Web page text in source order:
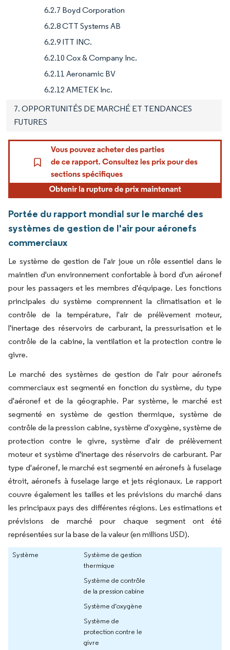
6.2.7 Boyd Corporation
6.2.8 CTT Systems AB
6.2.9 ITT INC.
6.2.10 Cox & Company Inc.
6.2.11 Aeronamic BV
6.2.12 AMETEK Inc.
7. OPPORTUNITÉS DE MARCHÉ ET TENDANCES
FUTURES
Portée du rapport mondial sur le marché des
systèmes de gestion de l'air pour aéronefs
commerciaux
Le système de gestion de l'air joue un rôle essentiel dans le
maintien d'un environnement confortable à bord d'un aéronef
pour les passagers et les membres d'équipage. Les fonctions
principales du système comprennent la climatisation et le
contrôle de la température, l'air de prélèvement moteur,
l'inertage des réservoirs de carburant, la pressurisation et le
contrôle de la cabine, la ventilation et la protection contre le
givre.
Le marché des systèmes de gestion de l'air pour aéronefs
commerciaux est segmenté en fonction du système, du type
d'aéronef et de la géographie. Par système, le marché est
segmenté en système de gestion thermique, système de
contrôle de la pression cabine, système d'oxygène, système de
protection contre le givre, système d'air de prélèvement
moteur et système d'inertage des réservoirs de carburant. Par
type d'aéronef, le marché est segmenté en aéronefs à fuselage
étroit, aéronefs à fuselage large et jets régionaux. Le rapport
couvre également les tailles et les prévisions du marché dans
les principaux pays des différentes régions. Les estimations et
prévisions de marché pour chaque segment ont été
représentées sur la base de la valeur (en millions USD).
Système
Système de gestion
thermique
Système de contrôle
de la pression cabine
Système d'oxygène
Système de
protection contre le
givre